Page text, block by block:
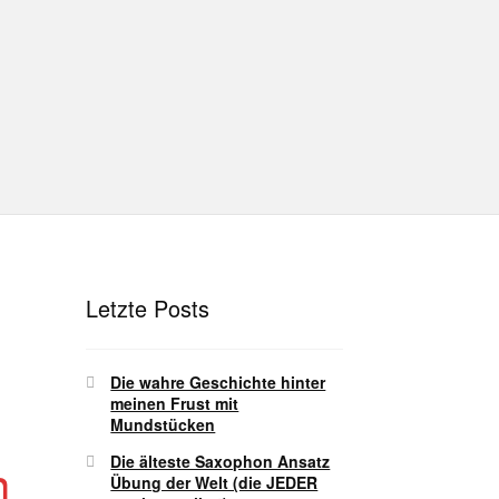
Unterrichtsbedingungen (AGBs)
Letzte Posts
Die wahre Geschichte hinter
meinen Frust mit
Mundstücken
Die älteste Saxophon Ansatz
Übung der Welt (die JEDER